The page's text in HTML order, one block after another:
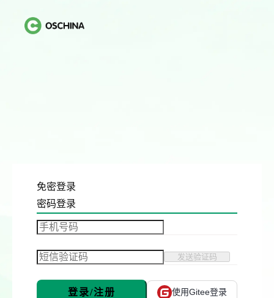
免密登录
密码登录
发送验证码
登录/注册 使用Gitee登录